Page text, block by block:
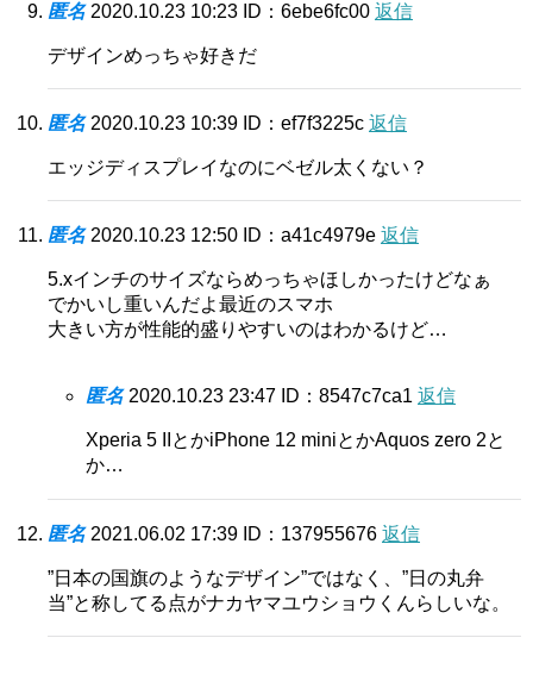
匿名 2020.10.23 10:23 ID：6ebe6fc00 返信
デザインめっちゃ好きだ
匿名 2020.10.23 10:39 ID：ef7f3225c 返信
エッジディスプレイなのにベゼル太くない？
匿名 2020.10.23 12:50 ID：a41c4979e 返信
5.xインチのサイズならめっちゃほしかったけどなぁ
でかいし重いんだよ最近のスマホ
大きい方が性能的盛りやすいのはわかるけど…
匿名 2020.10.23 23:47 ID：8547c7ca1 返信
Xperia 5 IIとかiPhone 12 miniとかAquos zero 2と
か…
匿名 2021.06.02 17:39 ID：137955676 返信
”日本の国旗のようなデザイン”ではなく、”日の丸弁
当”と称してる点がナカヤマユウショウくんらしいな。